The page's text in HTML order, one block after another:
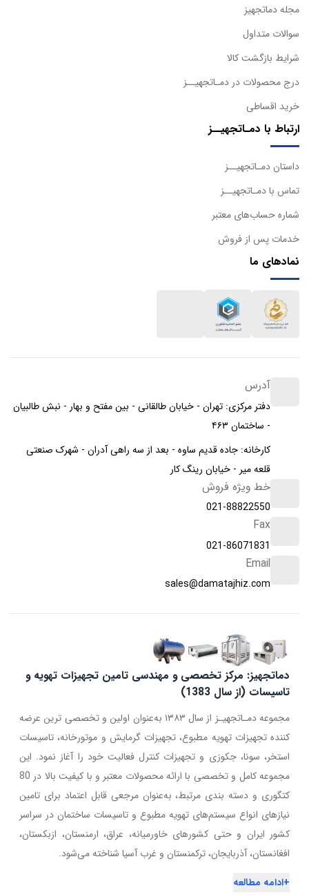
مجله دماتجهیز
سوالات متداول
شرایط بازگشت کالا
درج محصولات در دمـاتجهیــز
خرید اقساطی
ارتباط با دمـاتجهیــز
داستان دمـاتجهیــز
تماس با دمـاتجهیــز
شماره حساب‌های معتبر
خدمات پس از فروش
نمادهای ما
آدرس
دفتر مرکزی: تهران - خیابان طالقانی - بین مفتح و بهار - نبش طالبیان
- ساختمان ۴۶۳
کارخانه: جاده قدیم ساوه - بعد از سه راهی آدران - شهرک صنعتی
قلعه میر - خیابان رینگ کار
خط ویژه فروش
021-88822550
Fax
021-86071831
Email
sales@damatajhiz.com
دماتجهیز: مرکز تخصصی و مهندسی تامین تجهیزات تهویه و
تاسیسات (از سال 1383)
مجموعه دمـاتجهیـز از سال ۱۳۸۳ به‌عنوان اولین و تخصصی ترین عرضه
کننده تجهیزات تهویه مطبوع، تجهیزات گرمایش و موتورخانه، تاسیسات
استخر، سونا، جکوزی و تجهیزات کنترل فعالیت خود را آغاز نمود. این
مجموعه کامل و تخصصی با ارائه محصولات معتبر و با کیفیت بالا در 80
کتگوری و دسته بندی مرتبط، به‌عنوان مرجعی قابل اعتماد برای تامین
نیازهای انواع سیستم‌های تهویه مطبوع و تاسیسات ساختمان در سراسر
کشور ایران و حتی کشورهای خاورمیانه، عراق، ارمنستان، ازبکستان،
افغانستان، آذربایجان، ترکمنستان و غرب آسیا شناخته می‌شود.
+ادامه مطالعه